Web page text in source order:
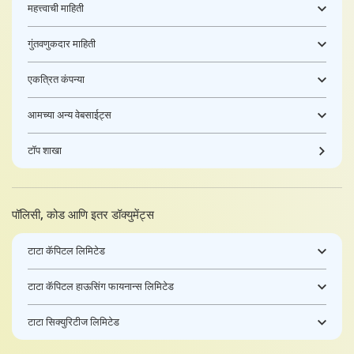
महत्त्वाची माहिती
गुंतवणुकदार माहिती
एकत्रित कंपन्या
आमच्या अन्य वेबसाईट्स
टॉप शाखा
पॉलिसी, कोड आणि इतर डॉक्युमेंट्स
टाटा कॅपिटल लिमिटेड
टाटा कॅपिटल हाऊसिंग फायनान्स लिमिटेड
टाटा सिक्युरिटीज लिमिटेड